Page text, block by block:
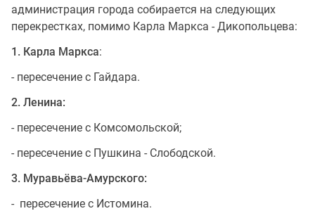
администрация города собирается на следующих
перекрестках, помимо Карла Маркса - Дикопольцева:
1. Карла Маркса:
- пересечение с Гайдара.
2. Ленина:
- пересечение с Комсомольской;
- пересечение с Пушкина - Слободской.
3. Муравьёва-Амурского:
- пересечение с Истомина.